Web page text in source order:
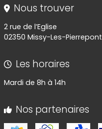
Nous trouver
2 rue de l’Eglise
02350 Missy-Les-Pierrepont
Les horaires
Mardi de 8h à 14h
Nos partenaires